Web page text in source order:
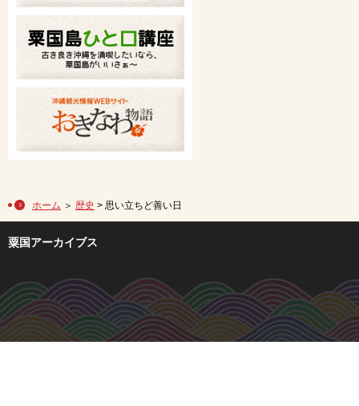
ホーム ＞ 歴史 > 思い立ちど善い日
粟国アーカイブス